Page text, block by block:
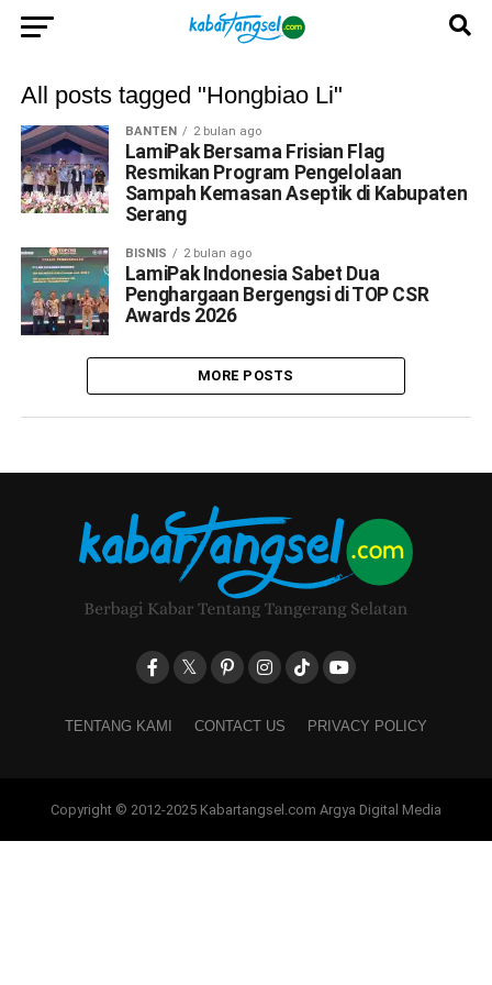
All posts tagged "Hongbiao Li"
BANTEN 2 bulan ago
LamiPak Bersama Frisian Flag
Resmikan Program Pengelolaan
Sampah Kemasan Aseptik di Kabupaten
Serang
BISNIS 2 bulan ago
LamiPak Indonesia Sabet Dua
Penghargaan Bergengsi di TOP CSR
Awards 2026
MORE POSTS
TENTANG KAMI CONTACT US PRIVACY POLICY
Copyright © 2012-2025 Kabartangsel.com Argya Digital Media